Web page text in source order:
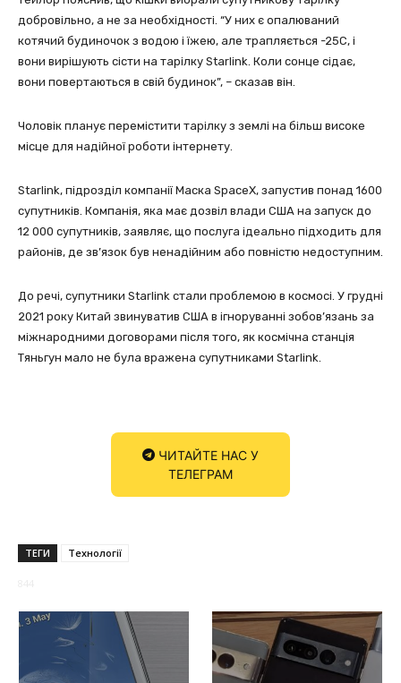
добровільно, а не за необхідності. “У них є опалюваний
котячий будиночок з водою і їжею, але трапляється -25С, і
вони вирішують сісти на тарілку Starlink. Коли сонце сідає,
вони повертаються в свій будинок”, – сказав він.
Чоловік планує перемістити тарілку з землі на більш високе
місце для надійної роботи інтернету.
Starlink, підрозділ компанії Маска SpaceX, запустив понад 1600
супутників. Компанія, яка має дозвіл влади США на запуск до
12 000 супутників, заявляє, що послуга ідеально підходить для
районів, де зв’язок був ненадійним або повністю недоступним.
До речі, супутники Starlink стали проблемою в космосі. У грудні
2021 року Китай звинуватив США в ігноруванні зобов’язань за
міжнародними договорами після того, як космічна станція
Тяньгун мало не була вражена супутниками Starlink.
ЧИТАЙТЕ НАС У
ТЕЛЕГРАМ
ТЕГИ Технології